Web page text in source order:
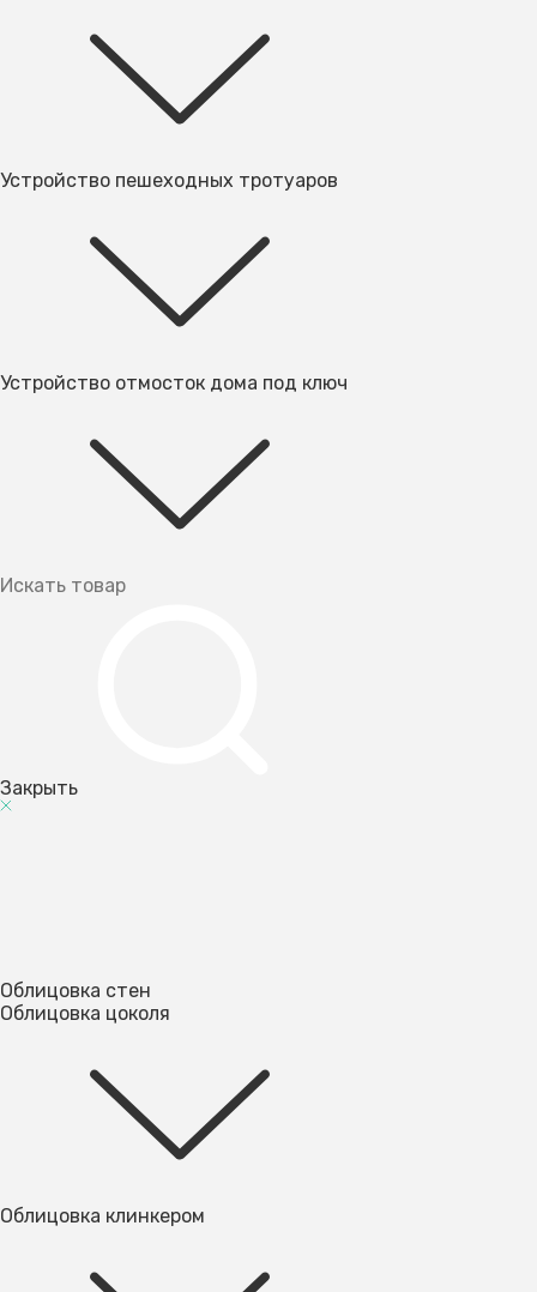
Устройство пешеходных тротуаров
Устройство отмосток дома под ключ
Закрыть
Облицовка стен
Облицовка цоколя
Облицовка клинкером